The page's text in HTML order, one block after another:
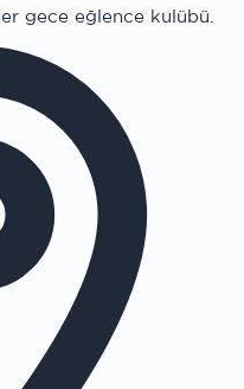
gece eğlence kulübü.